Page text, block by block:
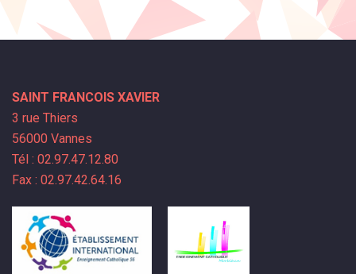
SAINT FRANCOIS XAVIER
3 rue Thiers
56000 Vannes
Tél : 02.97.47.12.80
Fax : 02.97.42.64.16